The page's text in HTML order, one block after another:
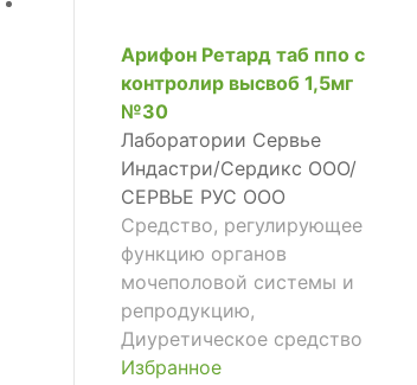
Арифон Ретард таб ппо с
контролир высвоб 1,5мг
№30
Лаборатории Сервье
Индастри/Сердикс ООО/
СЕРВЬЕ РУС ООО
Средство, регулирующее
функцию органов
мочеполовой системы и
репродукцию,
Диуретическое средство
Избранное